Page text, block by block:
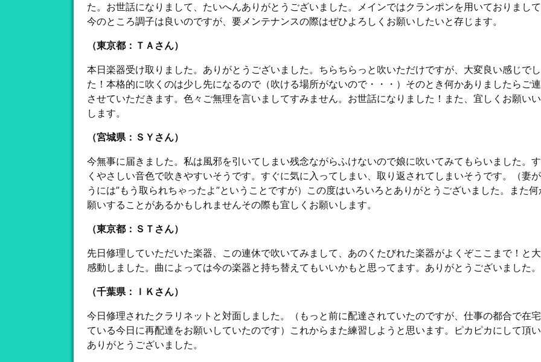
た。お世話になりまして、たいへんありがとうございました。メインではクランポンを用いておりまして
今のところ調子は良いのですが、要メンテナンスの際はぜひよろしくお願いしたいと存じます。
（東京都：ＴＡさん）
本日楽器受け取りました。ありがとうございました。ちらちらっと吹いただけですが、大変良い感じでし
た！本格的に吹くのは少し先になるので（吹ける場所がないので・・・）そのとき何かありましたらご
させていただきます。色々ご無理を言いましてすみません。お世話になりました！また、宜しくお願い
します。
（宮城県：ＳＹさん）
今無事に届きました。私は風邪を引いてしまい残念ながらふけないので娘に吹いてみてもらいました。
くやさしい音色で吹きやすいそうです。すぐに気に入ってしまい、取り返されてしまいそうです。（妻
うには”もう取られちゃったよ”ということですが）この度はいろいろとありがとうございました。また何
願いすることがあるかもしれませんその際も宜しくお願いします。
（東京都：ＳＴさん）
先日修理していただいた楽器、この連休で吹いてみまして、あのくたびれた楽器がよくぞここまで！と
感動しました。曲によっては今の楽器と持ち替えてもいいかもと思ってます。ありがとうございました。
（千葉県：ＩＫさん）
今日修理されたクラリネットと対面しました。（もっと前に配達されていたのですが、仕事の都合で在
ている今日に再配達をお願いしていたのです）これからまた練習しようと思います。ピカピカにして頂
ありがとうございました。